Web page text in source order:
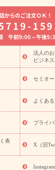
の花特集
誕
ウ)
開店・開
み お供え・お
儀に贈る花
ベント
ひまわ
季節のイ
・初盆）
お盆
ブドフラワー
お中元・暑中
・プレゼント
敬老の日 花の
レゼント特集
の日の花 全て
ーディアンズ』
キャンペーン
生日フラワーギフ
からのご注文ＯＫ！
午前9:00～午後
法人の
ビジネ
セミオ
よくあ
プライ
表
X（旧
Instagram